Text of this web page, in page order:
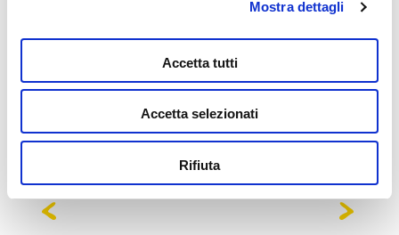
Mostra dettagli
Accetta tutti
Accetta selezionati
Rifiuta